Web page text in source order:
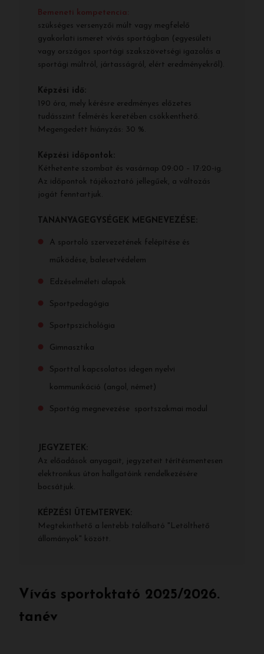
Bemeneti kompetencia:
szükséges versenyzői múlt vagy megfelelő
gyakorlati ismeret vívás sportágban (egyesületi
vagy országos sportági szakszövetségi igazolás a
sportági múltról, jártasságról, elért eredményekről).
Képzési idő:
190 óra, mely kérésre eredményes előzetes
tudásszint felmérés keretében csökkenthető.
Megengedett hiányzás: 30 %.
Képzési időpontok:
Kéthetente szombat és vasárnap 09:00 – 17:20-ig.
Az időpontok tájékoztató jellegűek, a változás
jogát fenntartjuk.
TANANYAGEGYSÉGEK MEGNEVEZÉSE:
A sportoló szervezetének felépítése és
működése, balesetvédelem
Edzéselméleti alapok
Sportpedagógia
Sportpszichológia
Gimnasztika
Sporttal kapcsolatos idegen nyelvi
kommunikáció (angol, német)
Sportág megnevezése sportszakmai modul
JEGYZETEK:
Az előadások anyagait, jegyzeteit térítésmentesen
elektronikus úton hallgatóink rendelkezésére
bocsátjuk.
KÉPZÉSI ÜTEMTERVEK:
Megtekinthető a lentebb található "Letölthető
állományok" között.
Vívás sportoktató 2025/2026.
tanév